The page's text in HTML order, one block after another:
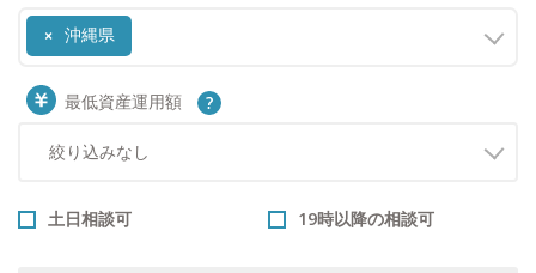
× 沖縄県
最低資産運用額
土日相談可 19時以降の相談可